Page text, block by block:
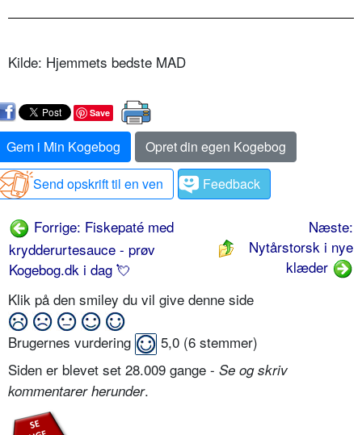
Kilde: Hjemmets bedste MAD
Save
Gem i Min Kogebog
Opret din egen Kogebog
Send opskrift til en ven
Feedback
Forrige: Fiskepaté med
krydderurtesauce - prøv
Kogebog.dk i dag 💘
Næste:
Nytårstorsk i nye
klæder
Klik på den smiley du vil give denne side
Brugernes vurdering 5,0 (6 stemmer)
Siden er blevet set 28.009 gange - Se og skriv
kommentarer herunder.